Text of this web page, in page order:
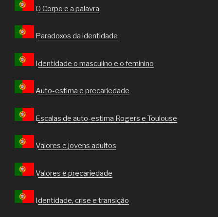
O Corpo e a palavra
Paradoxos da identidade
Identidade o masculino e o feminino
Auto-estima e precariedade
Escalas de auto-estima Rogers e Toulouse
Valores e jovens adultos
Valores e precariedade
Identidade, crise e transiçào